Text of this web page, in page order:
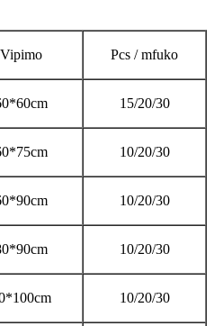
Vipimo Pcs / mfuko
15/20/30
10/20/30
10/20/30
10/20/30
10/20/30